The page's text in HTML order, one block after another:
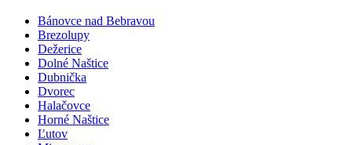
Bánovce nad Bebravou
Brezolupy
Dežerice
Dolné Naštice
Dubnička
Dvorec
Halačovce
Horné Naštice
Ľutov